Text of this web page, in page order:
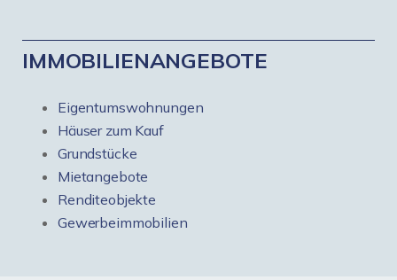
IMMOBILIENANGEBOTE
Eigentumswohnungen
Häuser zum Kauf
Grundstücke
Mietangebote
Renditeobjekte
Gewerbeimmobilien